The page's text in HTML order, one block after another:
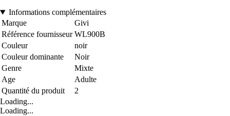
Informations complémentaires
Marque
Givi
Référence fournisseur WL900B
Couleur
noir
Couleur dominante
Noir
Genre
Mixte
Age
Adulte
Quantité du produit
2
Loading...
Loading...